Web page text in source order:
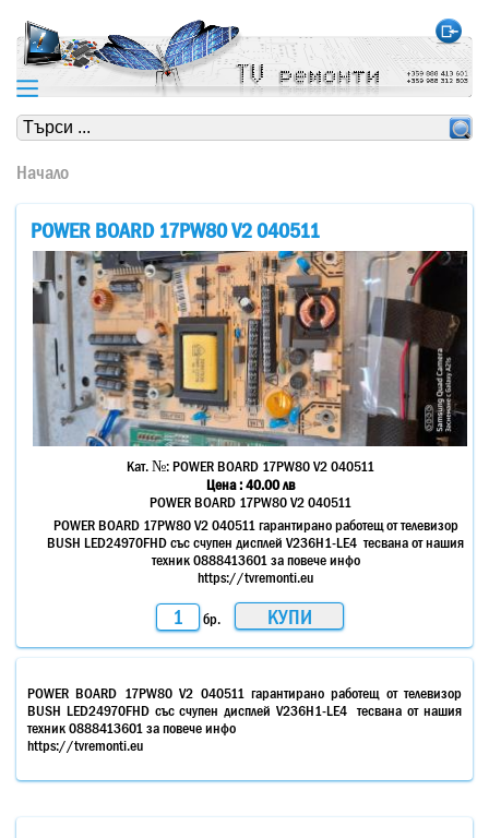
https://www.high-endrolex.com/24
Начало
POWER BOARD 17PW80 V2 040511
Кат. №:POWER BOARD 17PW80 V2 040511
Цена :40.00 лв
POWER BOARD 17PW80 V2 040511
POWER BOARD 17PW80 V2 040511 гарантирано работещ от телевизор
BUSH LED24970FHD със счупен дисплей V236H1-LE4 тесвана от нашия
техник 0888413601 за повече инфо
https://tvremonti.eu
бр.
POWER BOARD 17PW80 V2 040511 гарантирано работещ от телевизор
BUSH LED24970FHD със счупен дисплей V236H1-LE4 тесвана от нашия
техник 0888413601 за повече инфо
https://tvremonti.eu